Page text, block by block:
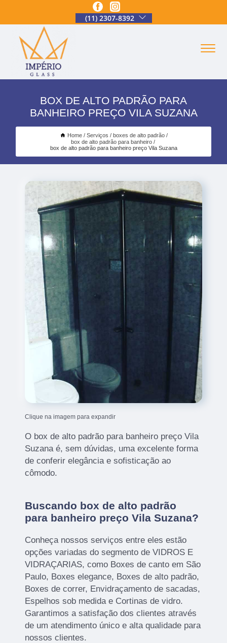
(11) 2307-8392
BOX DE ALTO PADRÃO PARA
BANHEIRO PREÇO VILA SUZANA
Home Serviços
boxes de alto padrão
box de alto padrão para banheiro
box de alto padrão para banheiro preço Vila Suzana
Clique na imagem para expandir
O box de alto padrão para banheiro preço Vila
Suzana é, sem dúvidas, uma excelente forma
de conferir elegância e sofisticação ao
cômodo.
Buscando box de alto padrão
para banheiro preço Vila Suzana?
Conheça nossos serviços entre eles estão
opções variadas do segmento de VIDROS E
VIDRAÇARIAS, como Boxes de canto em São
Paulo, Boxes elegance, Boxes de alto padrão,
Boxes de correr, Envidraçamento de sacadas,
Espelhos sob medida e Cortinas de vidro.
Garantimos a satisfação dos clientes através
de um atendimento único e alta qualidade para
nossos clientes.